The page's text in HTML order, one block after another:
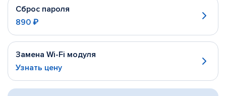
Сброс пароля
890 ₽
Замена Wi-Fi модуля
Узнать цену